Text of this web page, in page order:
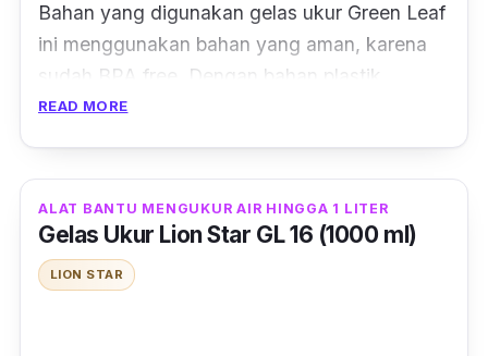
Bahan yang digunakan gelas ukur Green Leaf
ini menggunakan bahan yang aman, karena
sudah BPA free
. Dengan bahan plastik
polycarbonate tebal, gelas ukur ini juga
baik itu, membuat gelas ukur ini jadi tidak
mudah rusak. Saat kamu menggunakannya
dan tidak sengaja menjatuhkannya, gelas
READ MORE
ALAT BANTU MENGUKUR AIR HINGGA 1 LITER
Gelas Ukur Lion Star GL 16 (1000 ml)
LION STAR